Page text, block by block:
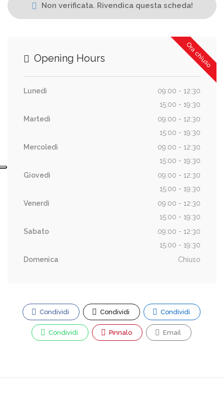
Non verificata. Rivendica questa scheda!
Ora chiuso
Opening Hours
Lunedì
09:00 - 12:30
15:00 - 19:30
Martedì
09:00 - 12:30
15:00 - 19:30
Mercoledì
09:00 - 12:30
15:00 - 19:30
Giovedì
09:00 - 12:30
15:00 - 19:30
Venerdì
09:00 - 12:30
15:00 - 19:30
Sabato
09:00 - 12:30
15:00 - 19:30
Domenica
Chiuso
Condividi Condividi Condividi
Condividi Pinnalo Email